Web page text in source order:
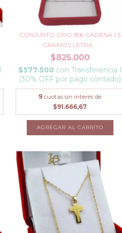
CONJUNTO ORO 18K CADENA 1.5
GRAMOS LETRA...
$825.000
$577.500 con Transferencia I
(30% OFF por pago contado)
9 cuotas sin interés de
$91.666,67
AGREGAR AL CARRITO